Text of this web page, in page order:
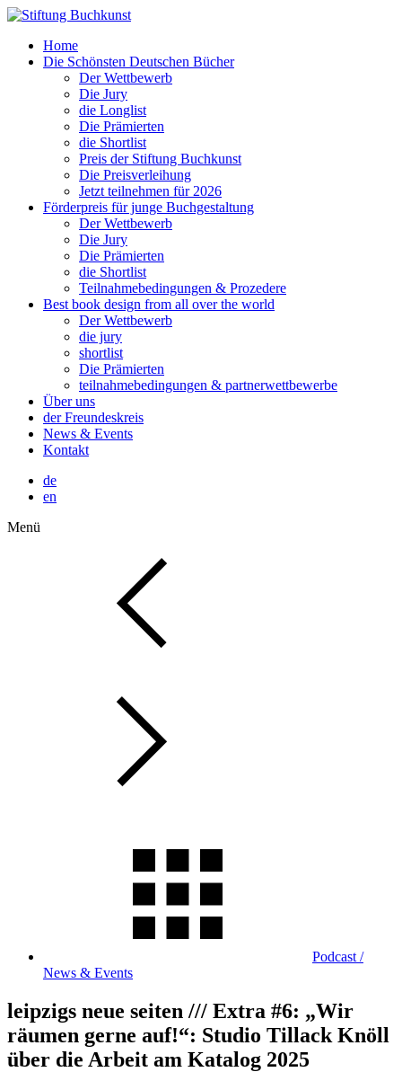
Home
Die Schönsten Deutschen Bücher
Der Wettbewerb
Die Jury
die Longlist
Die Prämierten
die Shortlist
Preis der Stiftung Buchkunst
Die Preisverleihung
Jetzt teilnehmen für 2026
Förderpreis für junge Buchgestaltung
Der Wettbewerb
Die Jury
Die Prämierten
die Shortlist
Teilnahmebedingungen & Prozedere
Best book design from all over the world
Der Wettbewerb
die jury
shortlist
Die Prämierten
teilnahmebedingungen & partnerwettbewerbe
Über uns
der Freundeskreis
News & Events
Kontakt
de
en
Menü
Podcast /
News & Events
leipzigs neue seiten /// Extra #6: „Wir
räumen gerne auf!“: Studio Tillack Knöll
über die Arbeit am Katalog 2025